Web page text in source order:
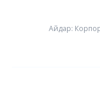
Айдар: